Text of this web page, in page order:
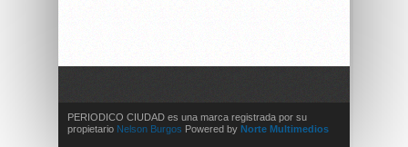
PERIODICO CIUDAD es una marca registrada por su
propietario Nelson Burgos Powered by Norte Multimedios